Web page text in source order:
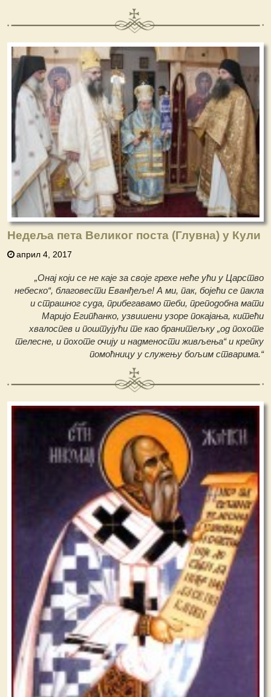
Недеља пета Великог поста (Глувна) у Кули
април 4, 2017
„Онај који се не каје за своје грехе неће ући у Царство
небеско“, благовести Еванђеље! А ми, пак, бојећи се пакла
и страшног суда, прибегавамо теби, преподобна мати
Маријо Египћанко, узвишени узоре покајања, китећи
хвалоспев и поштујући те као бранитељку „од похоте
телесне, и похоте очију и надмености живљења“ и крепку
помоћницу у служењу бољим стварима.“